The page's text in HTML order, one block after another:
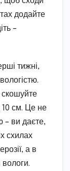
додайте
–
тижні,
скошуйте
см. Це не
– ви даєте,
схилах
а в